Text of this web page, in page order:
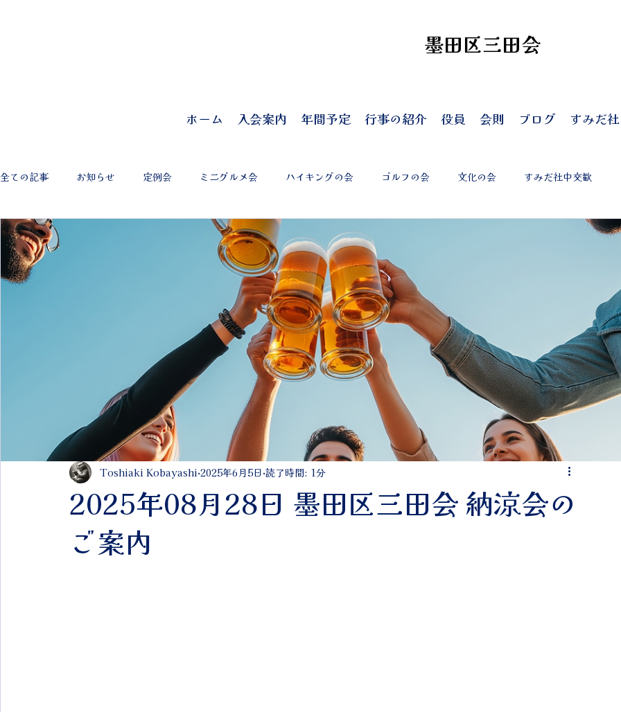
墨田区三田会
ホーム 入会案内 年間予定 行事の紹介 役員 会則 ブログ すみだ
全ての記事 お知らせ 定例会 ミニグルメ会 ハイキングの会 ゴルフの会 文化の会 すみだ社中交歓
慶早戦 近隣三田会
2025年08月28日 墨田区三田会 納涼会の
ご案内
Toshiaki Kobayashi 2025年6月5日 読了時間: 1分